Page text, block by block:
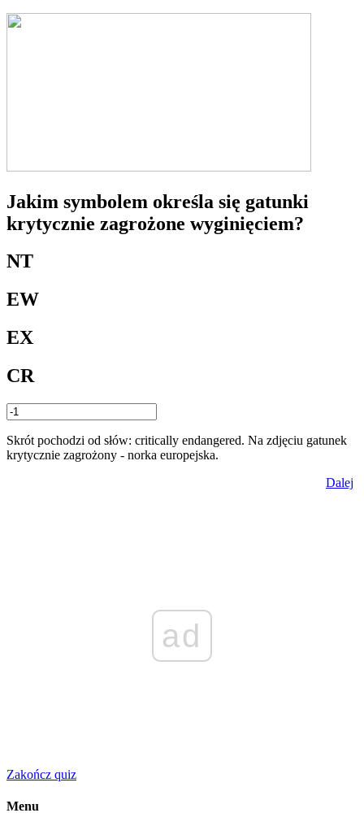
Jakim symbolem określa się gatunki
krytycznie zagrożone wyginięciem?
NT
EW
EX
CR
Skrót pochodzi od słów: critically endangered. Na zdjęciu gatunek
krytycznie zagrożony - norka europejska.
Dalej
ad
Zakończ quiz
Menu